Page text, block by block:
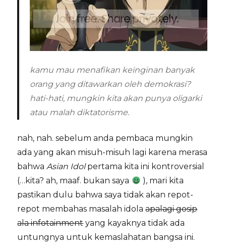
kamu mau menafikan keinginan banyak
orang yang ditawarkan oleh demokrasi?
hati-hati, mungkin kita akan punya oligarki
atau malah diktatorisme.
nah, nah. sebelum anda pembaca mungkin
ada yang akan misuh-misuh lagi karena merasa
bahwaAsian Idolpertama kita ini kontroversial
(…kita? ah, maaf. bukan saya
), mari kita
pastikan dulu bahwa saya tidak akan repot-
repot membahas masalah idolaapalagi gosip
ala infotainmentyang kayaknya tidak ada
untungnya untuk kemaslahatan bangsa ini.